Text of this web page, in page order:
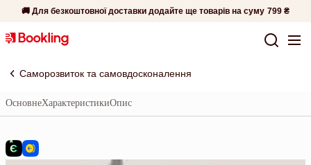
🚚 Для безкоштовної доставки додайте ще товарів на суму 799 ₴
Саморозвиток та самовдосконалення
ОсновнеХарактеристикиОпис